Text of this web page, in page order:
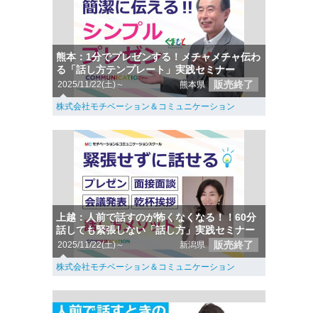
熊本：1分でプレゼンする！メチャメチャ伝わ
る「話し方テンプレート」実践セミナー
2025/11/22(土)～ 熊本県 販売終了
株式会社モチベーション＆コミュニケーション
上越：人前で話すのが怖くなくなる！！60分
話しても緊張しない「話し方」実践セミナー
2025/11/22(土)～ 新潟県 販売終了
株式会社モチベーション＆コミュニケーション